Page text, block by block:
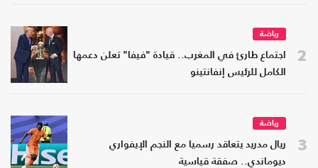
2
رياضة
اجتماع طارئ في المغرب.. قيادة "فيفا" تعلن دعمها
الكامل للرئيس إنفانتينو
3
رياضة
ريال مدريد يتعاقد رسميا مع النجم الإيفواري
ديوماندي.. صفقة قياسية